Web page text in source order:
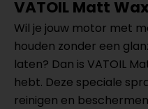
VATOIL Matt
Wil je jouw motor met
houden zonder een
laten? Dan is VATOIL
hebt. Deze speciale
reinigen en